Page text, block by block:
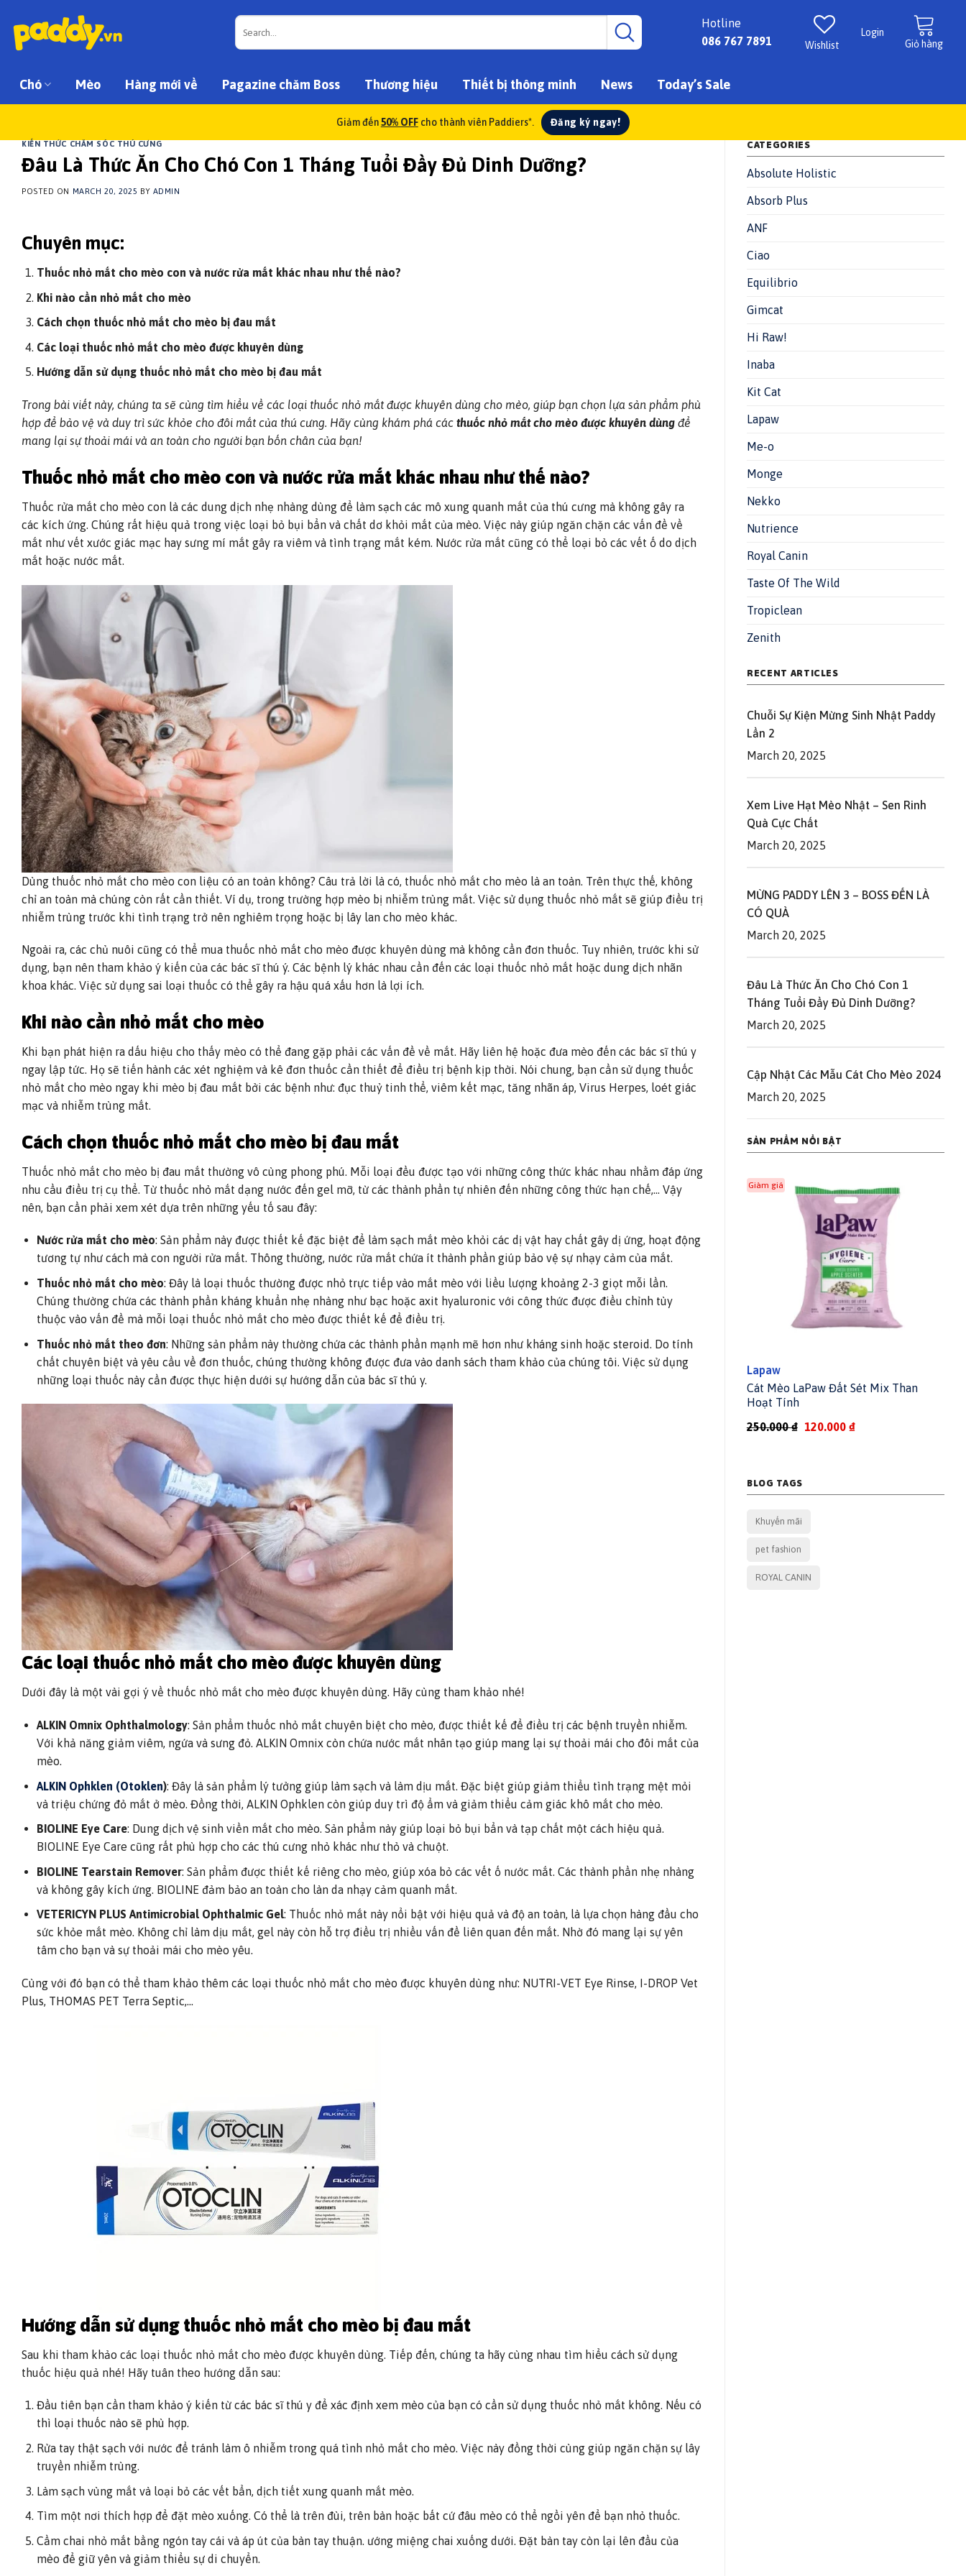
content
Search
Hotline
086 767 7891
Wishlist
Login
Giỏ hàng
Chó Mèo Hàng mới về Pagazine chăm Boss Thương hiệu Thiết bị thông minh News Today’s Sale
Giảm đến50% OFFcho thành viên Paddiers*. Đăng ký ngay!
KIẾN THỨC CHĂM SÓC THÚ CƯNG
Đâu Là Thức Ăn Cho Chó Con 1 Tháng Tuổi Đầy Đủ Dinh Dưỡng?
POSTED ON MARCH 20, 2025 BY ADMIN
Chuyên mục:
Thuốc nhỏ mắt cho mèo con và nước rửa mắt khác nhau như thế nào?
Khi nào cần nhỏ mắt cho mèo
Cách chọn thuốc nhỏ mắt cho mèo bị đau mắt
Các loại thuốc nhỏ mắt cho mèo được khuyên dùng
Hướng dẫn sử dụng thuốc nhỏ mắt cho mèo bị đau mắt
Trong bài viết này, chúng ta sẽ cùng tìm hiểu về các loại thuốc nhỏ mắt được khuyên dùng cho mèo, giúp bạn chọn lựa sản phẩm phù
hợp để bảo vệ và duy trì sức khỏe cho đôi mắt của thú cưng. Hãy cùng khám phá các thuốc nhỏ mắt cho mèo được khuyên dùng để
mang lại sự thoải mái và an toàn cho người bạn bốn chân của bạn!
Thuốc nhỏ mắt cho mèo con và nước rửa mắt khác nhau như thế nào?
Thuốc rửa mắt cho mèo con là các dung dịch nhẹ nhàng dùng để làm sạch các mô xung quanh mắt của thú cưng mà không gây ra
các kích ứng. Chúng rất hiệu quả trong việc loại bỏ bụi bẩn và chất dơ khỏi mắt của mèo. Việc này giúp ngăn chặn các vấn đề về
mắt như vết xước giác mạc hay sưng mí mắt gây ra viêm và tình trạng mắt kém. Nước rửa mắt cũng có thể loại bỏ các vết ố do dịch
mắt hoặc nước mắt.
Dùng thuốc nhỏ mắt cho mèo con liệu có an toàn không? Câu trả lời là có, thuốc nhỏ mắt cho mèo là an toàn. Trên thực thế, không
chỉ an toàn mà chúng còn rất cần thiết. Ví dụ, trong trường hợp mèo bị nhiễm trùng mắt. Việc sử dụng thuốc nhỏ mắt sẽ giúp điều trị
nhiễm trùng trước khi tình trạng trở nên nghiêm trọng hoặc bị lây lan cho mèo khác.
Ngoài ra, các chủ nuôi cũng có thể mua thuốc nhỏ mắt cho mèo được khuyên dùng mà không cần đơn thuốc. Tuy nhiên, trước khi sử
dụng, bạn nên tham khảo ý kiến của các bác sĩ thú ý. Các bệnh lý khác nhau cần đến các loại thuốc nhỏ mắt hoặc dung dịch nhãn
khoa khác. Việc sử dụng sai loại thuốc có thể gây ra hậu quá xấu hơn là lợi ích.
Khi nào cần nhỏ mắt cho mèo
Khi bạn phát hiện ra dấu hiệu cho thấy mèo có thể đang gặp phải các vấn đề về mắt. Hãy liên hệ hoặc đưa mèo đến các bác sĩ thú y
ngay lập tức. Họ sẽ tiến hành các xét nghiệm và kê đơn thuốc cần thiết để điều trị bệnh kịp thời. Nói chung, bạn cần sử dụng thuốc
nhỏ mắt cho mèo ngay khi mèo bị đau mắt bởi các bệnh như: đục thuỷ tinh thể, viêm kết mạc, tăng nhãn áp, Virus Herpes, loét giác
mạc và nhiễm trùng mắt.
Cách chọn thuốc nhỏ mắt cho mèo bị đau mắt
Thuốc nhỏ mắt cho mèo bị đau mắt thường vô cùng phong phú. Mỗi loại đều được tạo với những công thức khác nhau nhằm đáp ứng
nhu cầu điều trị cụ thể. Từ thuốc nhỏ mắt dạng nước đến gel mỡ, từ các thành phần tự nhiên đến những công thức hạn chế,… Vậy
nên, bạn cần phải xem xét dựa trên những yếu tố sau đây:
Nước rửa mắt cho mèo: Sản phẩm này được thiết kế đặc biệt để làm sạch mắt mèo khỏi các dị vật hay chất gây dị ứng, hoạt động
tương tự như cách mà con người rửa mắt. Thông thường, nước rửa mắt chứa ít thành phần giúp bảo vệ sự nhạy cảm của mắt.
Thuốc nhỏ mắt cho mèo: Đây là loại thuốc thường được nhỏ trực tiếp vào mắt mèo với liều lượng khoảng 2-3 giọt mỗi lần.
Chúng thường chứa các thành phần kháng khuẩn nhẹ nhàng như bạc hoặc axit hyaluronic với công thức được điều chỉnh tùy
thuộc vào vấn đề mà mỗi loại thuốc nhỏ mắt cho mèo được thiết kế để điều trị.
Thuốc nhỏ mắt theo đơn: Những sản phẩm này thường chứa các thành phần mạnh mẽ hơn như kháng sinh hoặc steroid. Do tính
chất chuyên biệt và yêu cầu về đơn thuốc, chúng thường không được đưa vào danh sách tham khảo của chúng tôi. Việc sử dụng
những loại thuốc này cần được thực hiện dưới sự hướng dẫn của bác sĩ thú y.
Các loại thuốc nhỏ mắt cho mèo được khuyên dùng
Dưới đây là một vài gợi ý về thuốc nhỏ mắt cho mèo được khuyên dùng. Hãy cùng tham khảo nhé!
ALKIN Omnix Ophthalmology: Sản phẩm thuốc nhỏ mắt chuyên biệt cho mèo, được thiết kế để điều trị các bệnh truyền nhiễm.
Với khả năng giảm viêm, ngứa và sưng đỏ. ALKIN Omnix còn chứa nước mắt nhân tạo giúp mang lại sự thoải mái cho đôi mắt của
mèo.
ALKIN Ophklen (Otoklen): Đây là sản phẩm lý tưởng giúp làm sạch và làm dịu mắt. Đặc biệt giúp giảm thiểu tình trạng mệt mỏi
và triệu chứng đỏ mắt ở mèo. Đồng thời, ALKIN Ophklen còn giúp duy trì độ ẩm và giảm thiểu cảm giác khô mắt cho mèo.
BIOLINE Eye Care: Dung dịch vệ sinh viền mắt cho mèo. Sản phẩm này giúp loại bỏ bụi bẩn và tạp chất một cách hiệu quả.
BIOLINE Eye Care cũng rất phù hợp cho các thú cưng nhỏ khác như thỏ và chuột.
BIOLINE Tearstain Remover: Sản phẩm được thiết kế riêng cho mèo, giúp xóa bỏ các vết ố nước mắt. Các thành phần nhẹ nhàng
và không gây kích ứng. BIOLINE đảm bảo an toàn cho làn da nhạy cảm quanh mắt.
VETERICYN PLUS Antimicrobial Ophthalmic Gel: Thuốc nhỏ mắt này nổi bật với hiệu quả và độ an toàn, là lựa chọn hàng đầu cho
sức khỏe mắt mèo. Không chỉ làm dịu mắt, gel này còn hỗ trợ điều trị nhiều vấn đề liên quan đến mắt. Nhờ đó mang lại sự yên
tâm cho bạn và sự thoải mái cho mèo yêu.
Cùng với đó bạn có thể tham khảo thêm các loại thuốc nhỏ mắt cho mèo được khuyên dùng như: NUTRI-VET Eye Rinse, I-DROP Vet
Plus, THOMAS PET Terra Septic,…
Hướng dẫn sử dụng thuốc nhỏ mắt cho mèo bị đau mắt
Sau khi tham khảo các loại thuốc nhỏ mắt cho mèo được khuyên dùng. Tiếp đến, chúng ta hãy cùng nhau tìm hiểu cách sử dụng
thuốc hiệu quả nhé! Hãy tuân theo hướng dẫn sau:
Đầu tiên bạn cần tham khảo ý kiến từ các bác sĩ thú y để xác định xem mèo của bạn có cần sử dụng thuốc nhỏ mắt không. Nếu có
thì loại thuốc nào sẽ phù hợp.
Rửa tay thật sạch với nước để tránh làm ô nhiễm trong quá tình nhỏ mắt cho mèo. Việc này đồng thời cùng giúp ngăn chặn sự lây
truyền nhiễm trùng.
Làm sạch vùng mắt và loại bỏ các vết bẩn, dịch tiết xung quanh mắt mèo.
Tìm một nơi thích hợp để đặt mèo xuống. Có thể là trên đùi, trên bàn hoặc bất cứ đâu mèo có thể ngồi yên để bạn nhỏ thuốc.
Cầm chai nhỏ mắt bằng ngón tay cái và áp út của bàn tay thuận. ướng miệng chai xuống dưới. Đặt bàn tay còn lại lên đầu của
mèo để giữ yên và giảm thiểu sự di chuyển.
CATEGORIES
Absolute Holistic
Absorb Plus
ANF
Ciao
Equilibrio
Gimcat
Hi Raw!
Inaba
Kit Cat
Lapaw
Me-o
Monge
Nekko
Nutrience
Royal Canin
Taste Of The Wild
Tropiclean
Zenith
RECENT ARTICLES
Chuỗi Sự Kiện Mừng Sinh Nhật Paddy
Lần 2
March 20, 2025
Xem Live Hạt Mèo Nhật – Sen Rinh
Quà Cực Chất
March 20, 2025
MỪNG PADDY LÊN 3 – BOSS ĐẾN LÀ
CÓ QUÀ
March 20, 2025
Đâu Là Thức Ăn Cho Chó Con 1
Tháng Tuổi Đầy Đủ Dinh Dưỡng?
March 20, 2025
Cập Nhật Các Mẫu Cát Cho Mèo 2024
March 20, 2025
SẢN PHẨM NỔI BẬT
Giàm giá
Lapaw
Cát Mèo LaPaw Đất Sét Mix Than
Hoạt Tính
250.000₫ Original
120.000 ₫Current
Add to
wishlist
Real Fish – Lon
180.000 ₫.
Giàm giá
Add to
wishlist
Zenith
Pate Mèo Wanpy Súp Thịt Tươi 80g
216.000₫
price
was:
216.000 ₫.
Current
Giàm giá
Add to
Nekko
Pate Mèo Dạng Sốt Nekko Gravy 70g
216.000
Original
price
was:
180.000
Current
Giàm giá
Kit Cat
BLOG TAGS
Khuyến mãi
pet fashion
ROYAL CANIN